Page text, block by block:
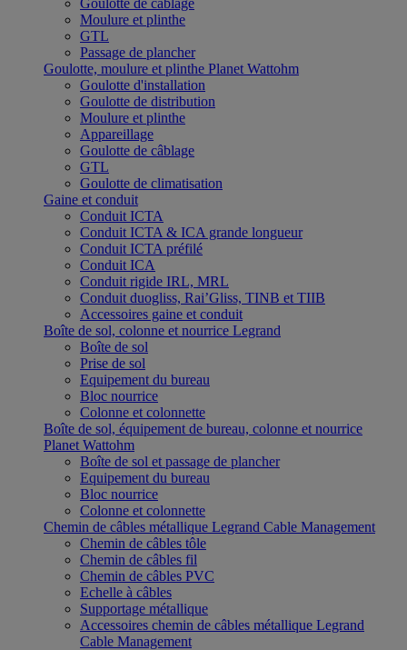
Goulotte de câblage
Moulure et plinthe
GTL
Passage de plancher
Goulotte, moulure et plinthe Planet Wattohm
Goulotte d'installation
Goulotte de distribution
Moulure et plinthe
Appareillage
Goulotte de câblage
GTL
Goulotte de climatisation
Gaine et conduit
Conduit ICTA
Conduit ICTA & ICA grande longueur
Conduit ICTA préfilé
Conduit ICA
Conduit rigide IRL, MRL
Conduit duogliss, Rai’Gliss, TINB et TIIB
Accessoires gaine et conduit
Boîte de sol, colonne et nourrice Legrand
Boîte de sol
Prise de sol
Equipement du bureau
Bloc nourrice
Colonne et colonnette
Boîte de sol, équipement de bureau, colonne et nourrice
Planet Wattohm
Boîte de sol et passage de plancher
Equipement du bureau
Bloc nourrice
Colonne et colonnette
Chemin de câbles métallique Legrand Cable Management
Chemin de câbles tôle
Chemin de câbles fil
Chemin de câbles PVC
Echelle à câbles
Supportage métallique
Accessoires chemin de câbles métallique Legrand
Cable Management